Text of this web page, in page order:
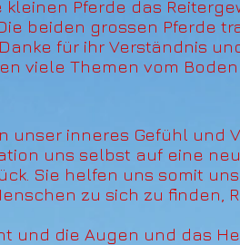
kleinen Pferde das
beiden grossen Pferde
für ihr Verständnis
viele Themen vom
unser inneres Gefühl und
uns selbst auf eine
Sie helfen uns somit
zu sich zu finden,
und die Augen und das